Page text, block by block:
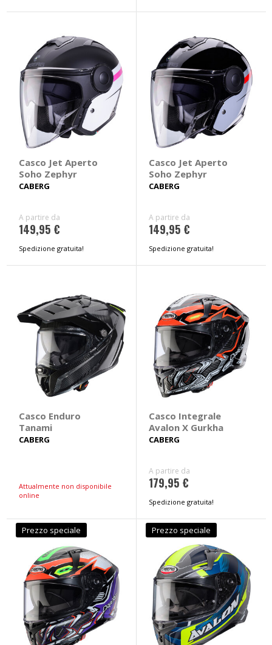
Casco Jet Aperto
Soho Zephyr
CABERG
A partire da
149,95 €
Spedizione gratuita!
Casco Jet Aperto
Soho Zephyr
CABERG
A partire da
149,95 €
Spedizione gratuita!
Casco Enduro
Tanami
CABERG
Attualmente non disponibile
online
Casco Integrale
Avalon X Gurkha
CABERG
A partire da
179,95 €
Spedizione gratuita!
Prezzo speciale Prezzo speciale